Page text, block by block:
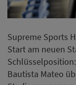
Supreme Sports
Start am neuen
Bautista Mateo